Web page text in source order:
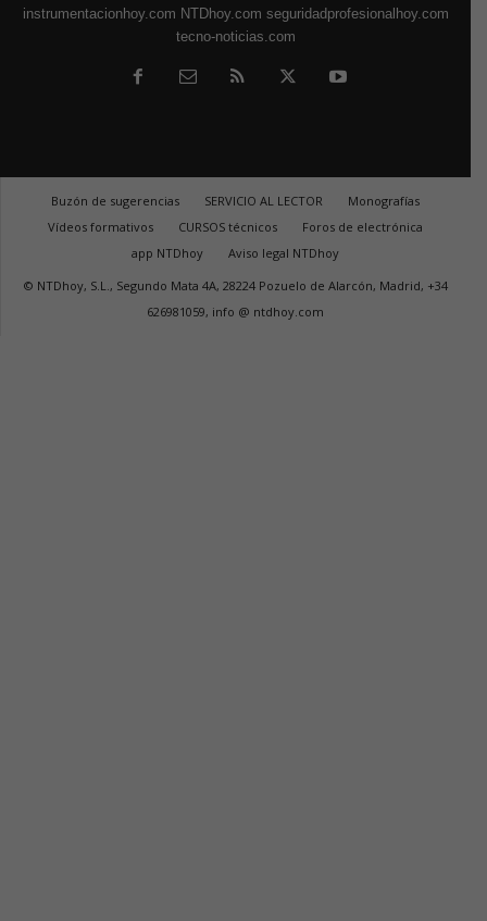
instrumentacionhoy.com NTDhoy.com seguridadprofesionalhoy.com
tecno-noticias.com
Buzón de sugerencias SERVICIO AL LECTOR
Monografías
Vídeos formativos
CURSOS técnicos
Foros de electrónica
app NTDhoy
Aviso legal NTDhoy
© NTDhoy, S.L., Segundo Mata 4A, 28224 Pozuelo de Alarcón, Madrid, +34
626981059, info @ ntdhoy.com